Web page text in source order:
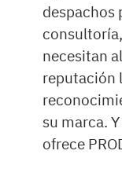
despachos
necesitan
reputación
su marca.
ofrece